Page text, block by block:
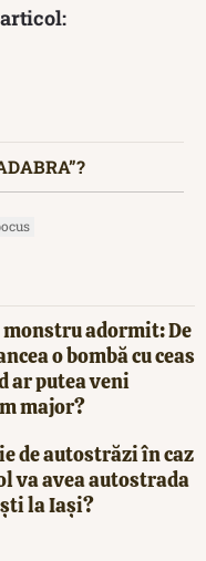
adormit: De
o bombă cu ceas
ar putea veni
major?
de autostrăzi în caz
va avea autostrada
la Iași?